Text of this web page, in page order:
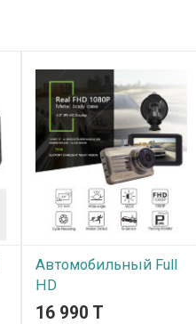
Автомобильный Full
HD
видеорегистратор,
16 990 T